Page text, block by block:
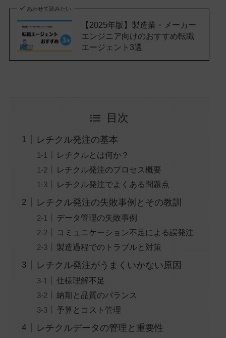
あわせて読みたい
【2025年版】製造業・メーカー
エンジニア向けのおすすめ転職
エージェント3選
目次
レチクル発注の基本
レチクルとは何か？
レチクル発注のプロセス概要
レチクル発注でよくある問題点
レチクル発注の失敗事例とその教訓
データ管理の失敗事例
コミュニケーション不足による誤発注
製造過程でのトラブルと対策
レチクル発注がうまくいかない原因
仕様理解不足
納期と品質のバランス
予算とコスト管理
レチクルデータの管理と重要性